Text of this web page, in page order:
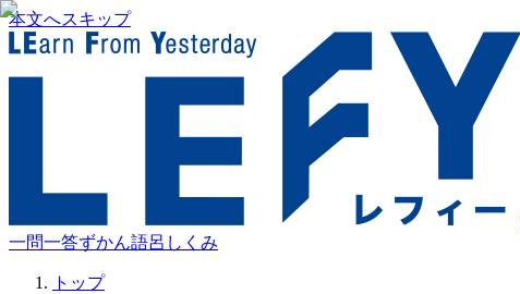
本文へスキップ
一問一答ずかん語呂 しくみ
トップ